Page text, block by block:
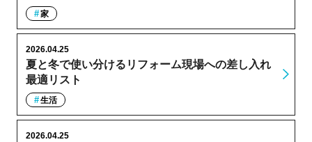
家
夏と冬で使い分けるリフォーム現場への差し入れ
最適リスト
2026.04.25
生活
2026.04.25